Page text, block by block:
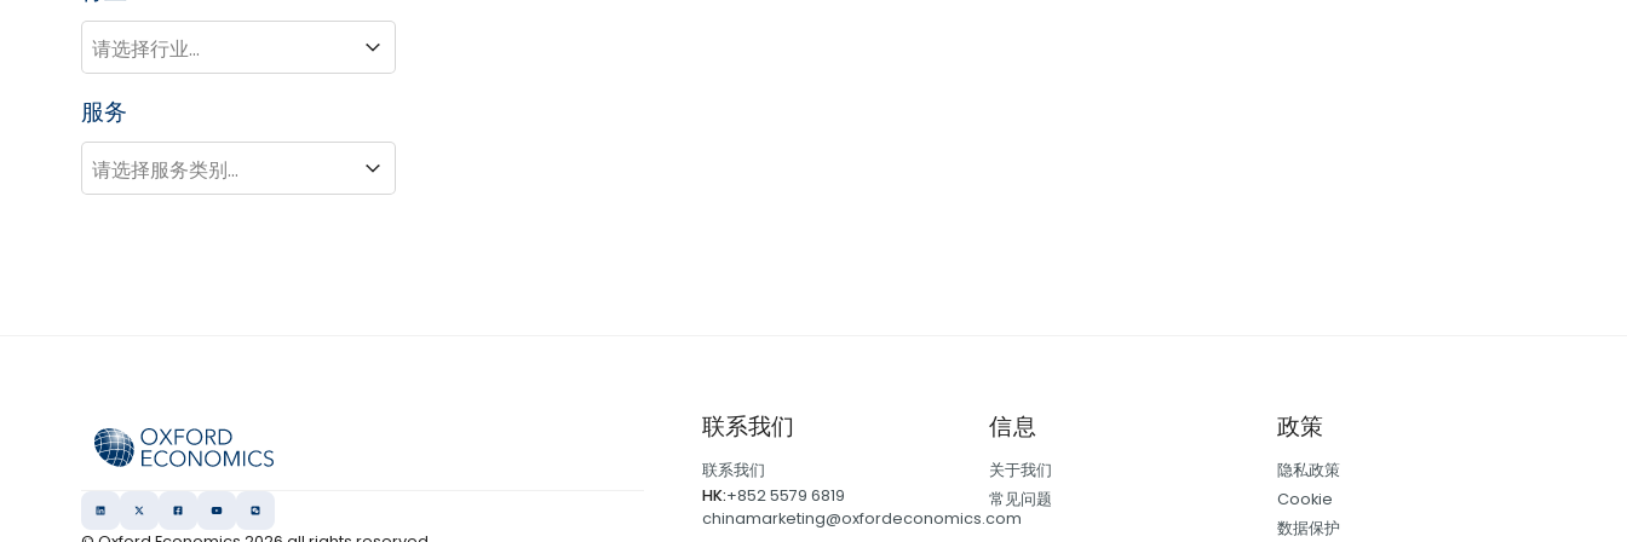
行业
行业
服务
服务
服务
联系我们
联系我们
HK:+852 5579 6819
chinamarketing@oxfordeconomics.com
信息
关于我们
常见问题
政策
隐私政策
Cookie
数据保护